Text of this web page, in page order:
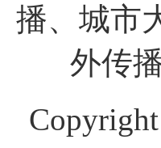
播、城市
外传